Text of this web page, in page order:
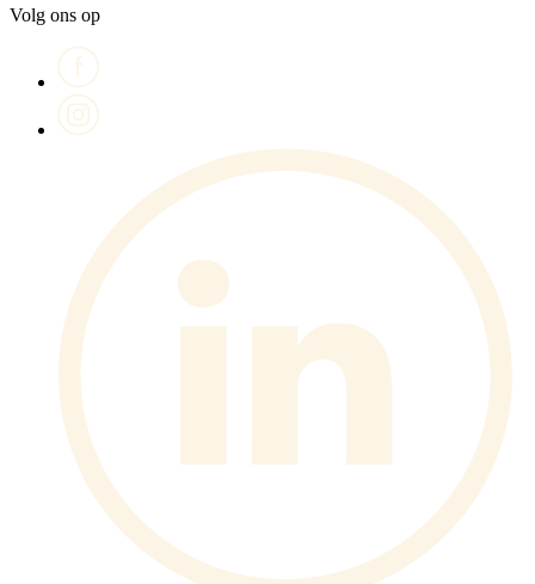
Volg ons op